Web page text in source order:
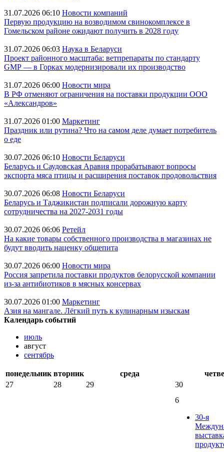
31.07.2026 06:10 Новости компаний
Первую продукцию на возводимом свинокомплексе в
Гомельском районе ожидают получить в 2028 году
31.07.2026 06:03 Наука в Беларуси
Проект районного масштаба: ветпрепараты по стандарту
GMP — в Горках модернизировали их производство
31.07.2026 06:00 Новости мира
В РФ отменяют ограничения на поставки продукции ООО
«Александров»
31.07.2026 01:00 Маркетинг
Праздник или рутина? Что на самом деле думает потребитель
о еде
30.07.2026 06:10 Новости Беларуси
Беларусь и Саудовская Аравия прорабатывают вопросы
экспорта мяса птицы и расширения поставок продовольствия
30.07.2026 06:08 Новости Беларуси
Беларусь и Таджикистан подписали дорожную карту
сотрудничества на 2027-2031 годы
30.07.2026 06:06 Ретейл
На какие товары собственного производства в магазинах не
будут вводить наценку общепита
30.07.2026 06:00 Новости мира
Россия запретила поставки продуктов белорусской компании
из-за антибиотиков в мясных консервах
30.07.2026 01:00 Маркетинг
Азия на мангале. Лёгкий путь к кулинарным изыскам
Календарь событий
июль
август
сентябрь
понедельник вторник среда
27
28 29
30
6
30-я